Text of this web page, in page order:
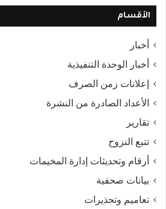
الأقسام
أخبار
أخبار الوحدة التنفيذية
إعلانات زمن الصرف
الأعداد الصادرة من النشرة
تقارير
تتبع النزوح
أرقام وتحديثات إدارة المخيمات
بيانات صحفية
تعاميم وتحذيرات